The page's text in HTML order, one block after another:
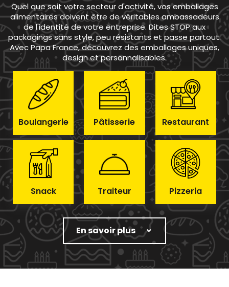
Quel que soit votre secteur d'activité, vos emballages
alimentaires doivent être de véritables ambassadeurs
de l'identité de votre entreprise. Dites STOP aux
packagings sans style, peu résistants et passe partout.
Avec Papa France, découvrez des emballages uniques,
design et personnalisables.
Boulangerie Pâtisserie Restaurant
Snack Traiteur Pizzeria
En savoir plus